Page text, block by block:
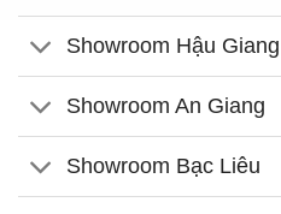
Showroom Hậu Giang
Showroom An Giang
Showroom Bạc Liêu